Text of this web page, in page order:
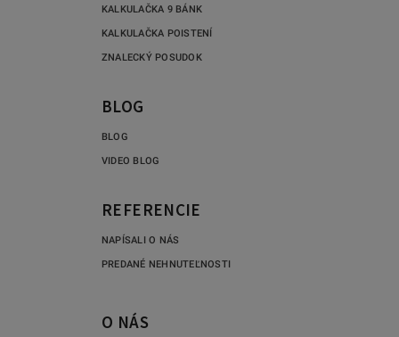
KALKULAČKA 9 BÁNK
KALKULAČKA POISTENÍ
ZNALECKÝ POSUDOK
BLOG
BLOG
VIDEO BLOG
REFERENCIE
NAPÍSALI O NÁS
PREDANÉ NEHNUTEĽNOSTI
O NÁS